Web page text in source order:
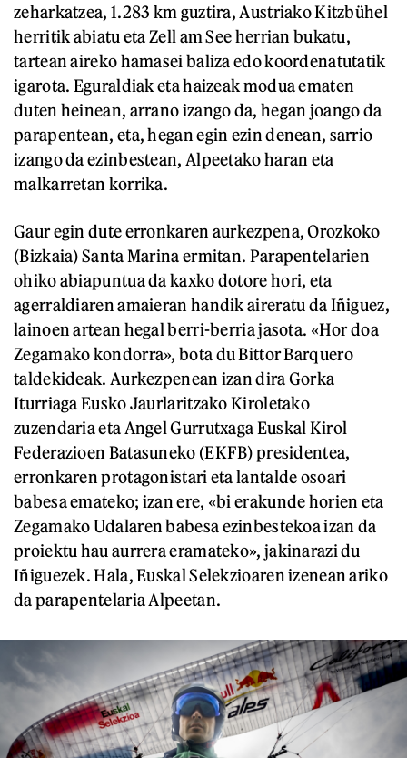
zeharkatzea, 1.283 km guztira, Austriako Kitzbühel
herritik abiatu eta Zell am See herrian bukatu,
tartean aireko hamasei baliza edo koordenatutatik
igarota. Eguraldiak eta haizeak modua ematen
duten heinean, arrano izango da, hegan joango da
parapentean, eta, hegan egin ezin denean, sarrio
izango da ezinbestean, Alpeetako haran eta
malkarretan korrika.
Gaur egin dute erronkaren aurkezpena, Orozkoko
(Bizkaia) Santa Marina ermitan. Parapentelarien
ohiko abiapuntua da kaxko dotore hori, eta
agerraldiaren amaieran handik aireratu da Iñiguez,
lainoen artean hegal berri-berria jasota. «Hor doa
Zegamako kondorra», bota du Bittor Barquero
taldekideak. Aurkezpenean izan dira Gorka
Iturriaga Eusko Jaurlaritzako Kiroletako
zuzendaria eta Angel Gurrutxaga Euskal Kirol
Federazioen Batasuneko (EKFB) presidentea,
erronkaren protagonistari eta lantalde osoari
babesa emateko; izan ere, «bi erakunde horien eta
Zegamako Udalaren babesa ezinbestekoa izan da
proiektu hau aurrera eramateko», jakinarazi du
Iñiguezek. Hala, Euskal Selekzioaren izenean ariko
da parapentelaria Alpeetan.